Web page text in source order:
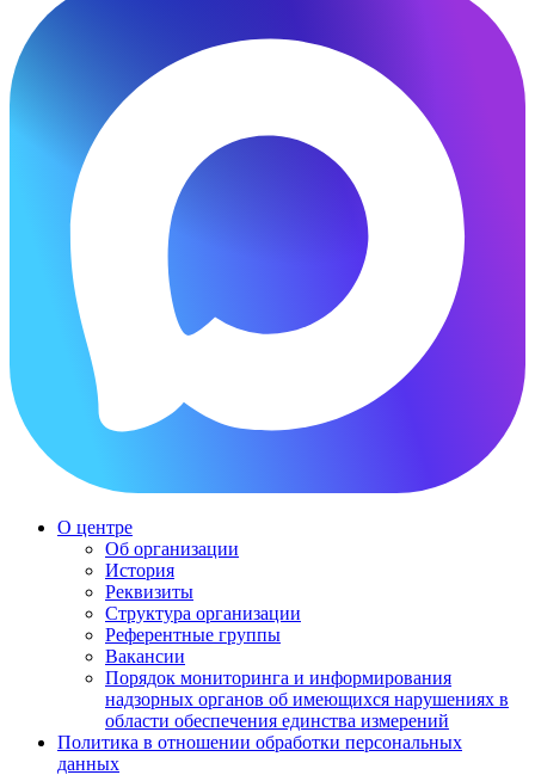
О центре
Об организации
История
Реквизиты
Структура организации
Референтные группы
Вакансии
Порядок мониторинга и информирования
надзорных органов об имеющихся нарушениях в
области обеспечения единства измерений
Политика в отношении обработки персональных
данных